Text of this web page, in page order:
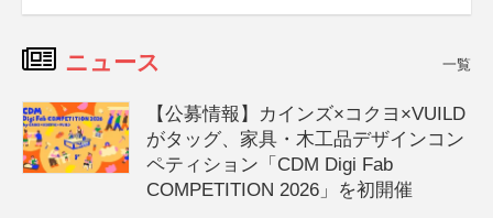
ニュース 一覧
【公募情報】カインズ×コクヨ×VUILD
がタッグ、家具・木工品デザインコン
ペティション「CDM Digi Fab
COMPETITION 2026」を初開催